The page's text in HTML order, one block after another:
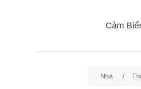
Cảm
Nhà /